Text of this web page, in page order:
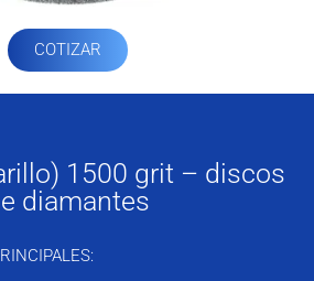
COTIZAR
1500 grit – discos
diamantes